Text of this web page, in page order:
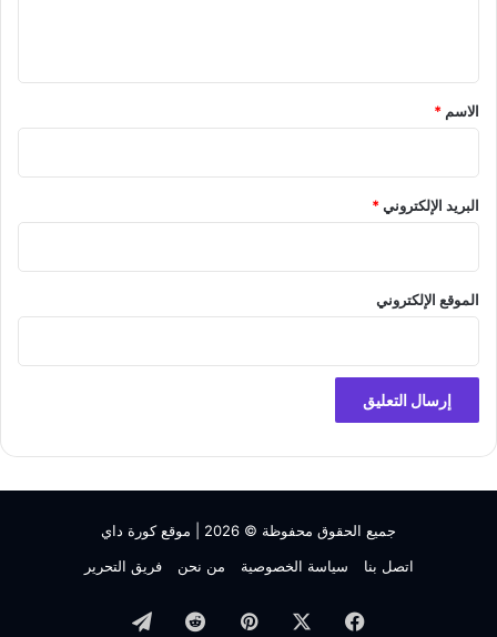
*
الاسم *
البريد الإلكتروني*
الموقع الإلكتروني
جميع الحقوق محفوظة © 2026 |
موقع كورة داي
اتصل بنا
سياسة الخصوصية من نحن فريق التحرير
فيسبوك بينتيريست تيلقرام